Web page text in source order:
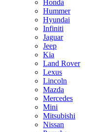
Honda
Hummer
Hyundai
Infiniti
Jaguar
Jeep
Kia
Land Rover
Lexus
Lincoln
Mazda
Mercedes
Mini
Mitsubishi
Nissan